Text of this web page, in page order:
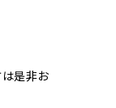
是非お